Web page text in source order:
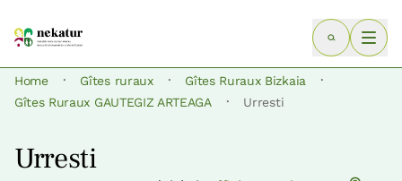
Home · Gîtes ruraux · Gîtes Ruraux Bizkaia ·
Gîtes Ruraux GAUTEGIZ ARTEAGA · Urresti
Urresti